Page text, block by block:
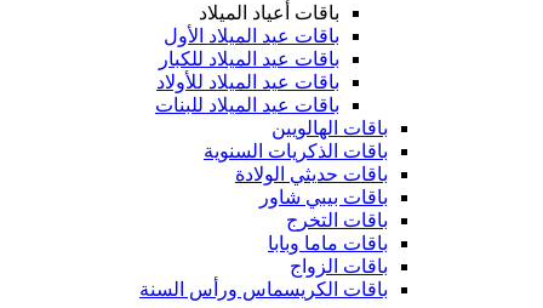
باقات أعياد الميلاد
باقات عيد الميلاد الأول
باقات عيد الميلاد للكبار
باقات عيد الميلاد للأولاد
باقات عيد الميلاد للبنات
باقات الهالويين
باقات الذكريات السنوية
باقات حديثي الولادة
باقات بيبي شاور
باقات التخرج
باقات ماما وبابا
باقات الزواج
باقات الكريسماس ورأس السنة